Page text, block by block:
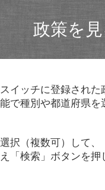
政策を
イッチに登録された
で種別や都道府県を
択（複数可）して、
「検索」ボタンを押